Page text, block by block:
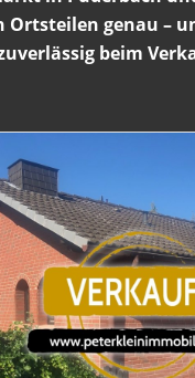
Ortsteilen genau –
beim